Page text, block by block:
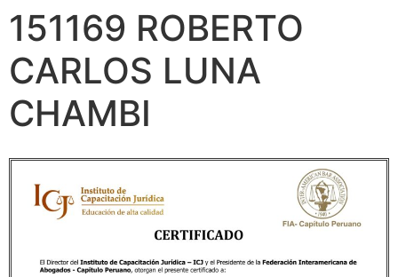
151169 ROBERTO
CARLOS LUNA
CHAMBI